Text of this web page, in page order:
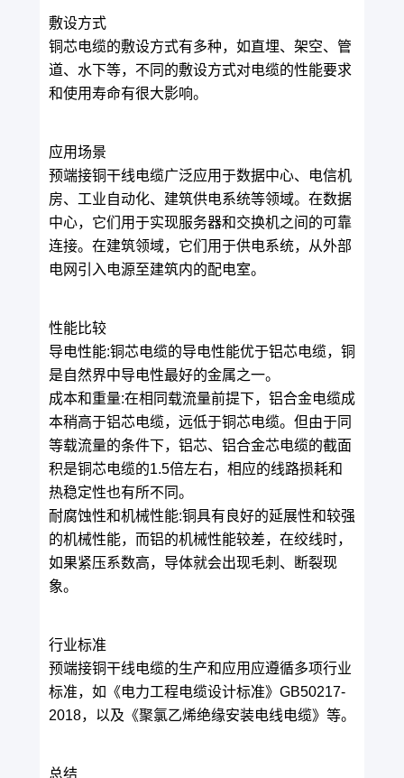
敷设方式
铜芯电缆的敷设方式有多种，如直埋、架空、管
道、水下等，不同的敷设方式对电缆的性能要求
和使用寿命有很大影响。
应用场景
预端接铜干线电缆广泛应用于数据中心、电信机
房、工业自动化、建筑供电系统等领域。在数据
中心，它们用于实现服务器和交换机之间的可靠
连接。在建筑领域，它们用于供电系统，从外部
电网引入电源至建筑内的配电室。
性能比较
导电性能:铜芯电缆的导电性能优于铝芯电缆，铜
是自然界中导电性最好的金属之一。
成本和重量:在相同载流量前提下，铝合金电缆成
本稍高于铝芯电缆，远低于铜芯电缆。但由于同
等载流量的条件下，铝芯、铝合金芯电缆的截面
积是铜芯电缆的1.5倍左右，相应的线路损耗和
热稳定性也有所不同。
耐腐蚀性和机械性能:铜具有良好的延展性和较强
的机械性能，而铝的机械性能较差，在绞线时，
如果紧压系数高，导体就会出现毛刺、断裂现
象。
行业标准
预端接铜干线电缆的生产和应用应遵循多项行业
标准，如《电力工程电缆设计标准》GB50217-
2018，以及《聚氯乙烯绝缘安装电线电缆》等。
总结